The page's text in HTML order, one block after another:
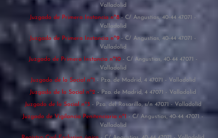
Valladolid
Juzgado de Primera Instancia nº8- C/ Angustias, 40-44 47071 -
Valladolid
Juzgado de Primera Instancia nº9 - C/ Angustias, 40-44 47071 -
Valladolid
Juzgado de Primera Instancia nº10 - C/ Angustias, 40-44 47071 -
Valladolid
Juzgado de lo Social nº1 - Pza. de Madrid, 4 47071 - Valladolid
Juzgado de lo Social nº2 - Pza. de Madrid, 4 47071 - Valladolid
Juzgado de lo Social nº3 - Pza. del Rosarillo, s/n 47071 - Valladolid
Juzgado de Vigilancia Penitenciaria nº1 - C/ Angustias, 40-44 47071 -
Valladolid